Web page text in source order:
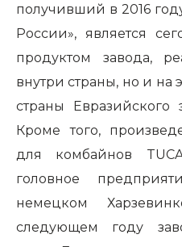
получивший в 2016
России», является
продуктом завода,
внутри страны, но и на
страны Евразийского
Кроме того,
для комбайнов
головное
немецком
следующем году